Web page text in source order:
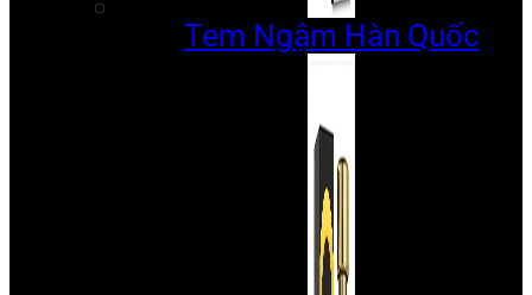
Tem Ngậm Hàn Quốc